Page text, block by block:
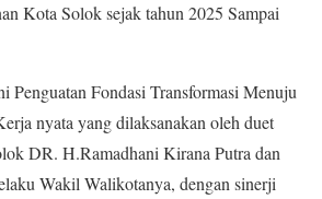
Kota Solok sejak tahun 2025 Sampai
Penguatan Fondasi Transformasi Menuju
nyata yang dilaksanakan oleh duet
DR. H.Ramadhani Kirana Putra dan
Wakil Walikotanya, dengan sinerji